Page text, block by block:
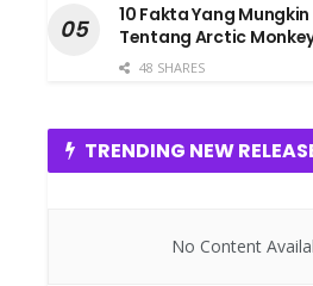
10 Fakta Yang
Tentang Arctic
48 SHARES
TRENDING NEW
No Content